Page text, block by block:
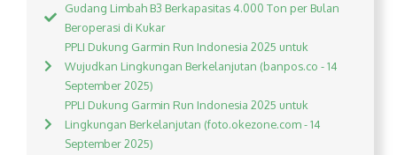
Gudang Limbah B3 Berkapasitas 4.000 Ton per Bulan
Beroperasi di Kukar
PPLI Dukung Garmin Run Indonesia 2025 untuk
Wujudkan Lingkungan Berkelanjutan (banpos.co - 14
September 2025)
PPLI Dukung Garmin Run Indonesia 2025 untuk
Lingkungan Berkelanjutan (foto.okezone.com - 14
September 2025)